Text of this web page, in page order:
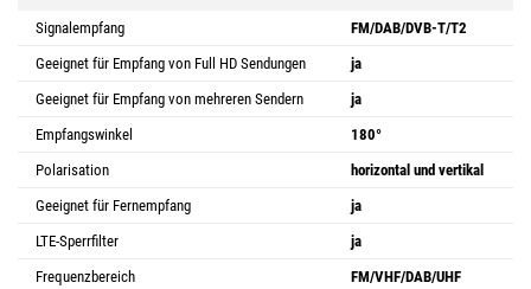
Signalempfang
FM/DAB/DVB-T/T2
Geeignet für Empfang von Full HD Sendungen
ja
Geeignet für Empfang von mehreren Sendern
ja
Empfangswinkel
180°
Polarisation
horizontal und vertikal
Geeignet für Fernempfang
ja
LTE-Sperrfilter
ja
Frequenzbereich
FM/VHF/DAB/UHF